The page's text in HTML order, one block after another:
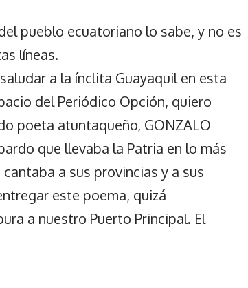
pueblo ecuatoriano lo sabe, y no es
líneas.
a la ínclita Guayaquil en esta
del Periódico Opción, quiero
poeta atuntaqueño, GONZALO
que llevaba la Patria en lo más
a sus provincias y a sus
este poema, quizá
a nuestro Puerto Principal. El